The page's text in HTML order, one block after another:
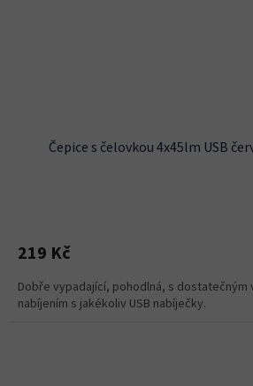
Čepice s čelovkou 4x45lm USB
219 Kč
Dobře vypadající, pohodlná, s dostatečným
nabíjením s jakékoliv USB nabíječky.